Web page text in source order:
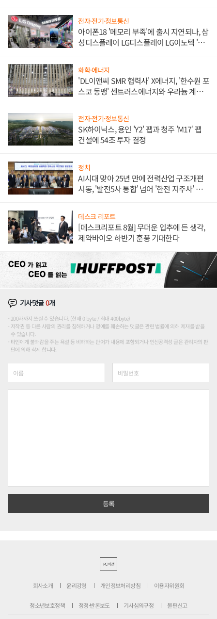
전자·전기·정보통신
아이폰18 '메모리 부족'에 출시 지연되나, 삼
성디스플레이 LG디스플레이 LG이노텍 '탈
화학·에너지
'DL이앤씨 SMR 협력사' X에너지, '한수원 포
스코 동맹' 센트러스에너지와 우라늄 계약
전자·전기·정보통신
SK하이닉스, 용인 'Y2' 팹과 청주 'M17' 팹
건설에 54조 투자 결정
정치
AI시대 맞아 25년 만에 전력산업 구조개편
시동, '발전5사 통합' 넘어 '한전 지주사' 재편
데스크 리포트
[데스크리포트 8월] 무더운 입추에 든 생각,
제약바이오 하반기 훈풍 기대한다
기사댓글0개
200자까지 쓰실 수 있습니다. (현재 0 byte / 최대 400byte)
저작권 등 다른 사람의 권리를 침해하거나 명예를 훼손하는 댓글은 관련 법률에 의해 제재를 받을
수 있습니다.
타인에게 불쾌감을 주는 욕설 등 비하하는 단어가 내용에 포함되거나 인신공격성 글은 관리자의 판
단에 의해 삭제 합니다.
PC버전
회사소개 윤리강령 개인정보처리방침 이용자위원회
청소년보호정책 정정·반론보도 기사심의규정 불편신고